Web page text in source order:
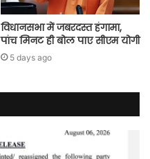
विधानसभा में जबरदस्त हंगामा,
पांच मिनट ही बोल पाए सीएम योगी
5 days ago